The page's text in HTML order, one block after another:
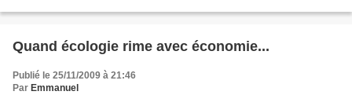
Quand écologie rime avec économie...
Publié le 25/11/2009 à 21:46
Par Emmanuel